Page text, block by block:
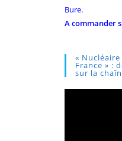
Bure.
A commander
«
France » :
sur la